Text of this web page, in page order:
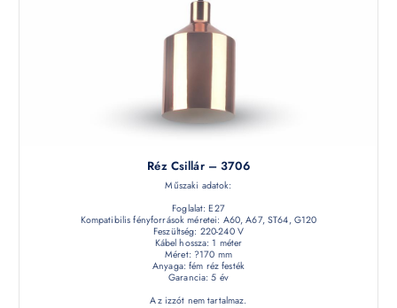
Réz Csillár – 3706
Műszaki adatok:
Foglalat: E27
Kompatibilis fényforrások méretei: A60, A67, ST64, G120
Feszültség: 220-240 V
Kábel hossza: 1 méter
Méret: ?170 mm
Anyaga: fém réz festék
Garancia: 5 év
Az izzót nem tartalmaz.